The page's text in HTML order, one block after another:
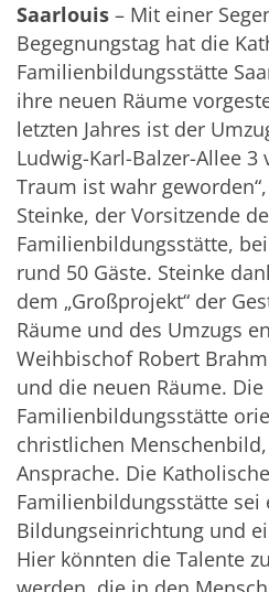
Saarlouis – Mit einer
Begegnungstag hat die
Familienbildungsstätte
ihre neuen Räume
letzten Jahres ist der
Ludwig-Karl-Balzer-Allee 3
Traum ist wahr
Steinke, der Vorsitzende
Familienbildungsstätte,
rund 50 Gäste. Steinke
dem „Großprojekt“ der
Räume und des Umzugs
Weihbischof Robert
und die neuen Räume. Die
Familienbildungsstätte
christlichen
Ansprache. Die Katholische
Familienbildungsstätte sei
Bildungseinrichtung und
Hier könnten die Talente